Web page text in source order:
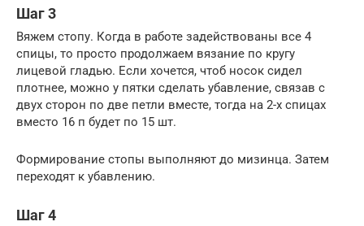
Шаг 3
Вяжем стопу. Когда в работе задействованы все 4
спицы, то просто продолжаем вязание по кругу
лицевой гладью. Если хочется, чтоб носок сидел
плотнее, можно у пятки сделать убавление, связав с
двух сторон по две петли вместе, тогда на 2-х спицах
вместо 16 п будет по 15 шт.
Формирование стопы выполняют до мизинца. Затем
переходят к убавлению.
Шаг 4